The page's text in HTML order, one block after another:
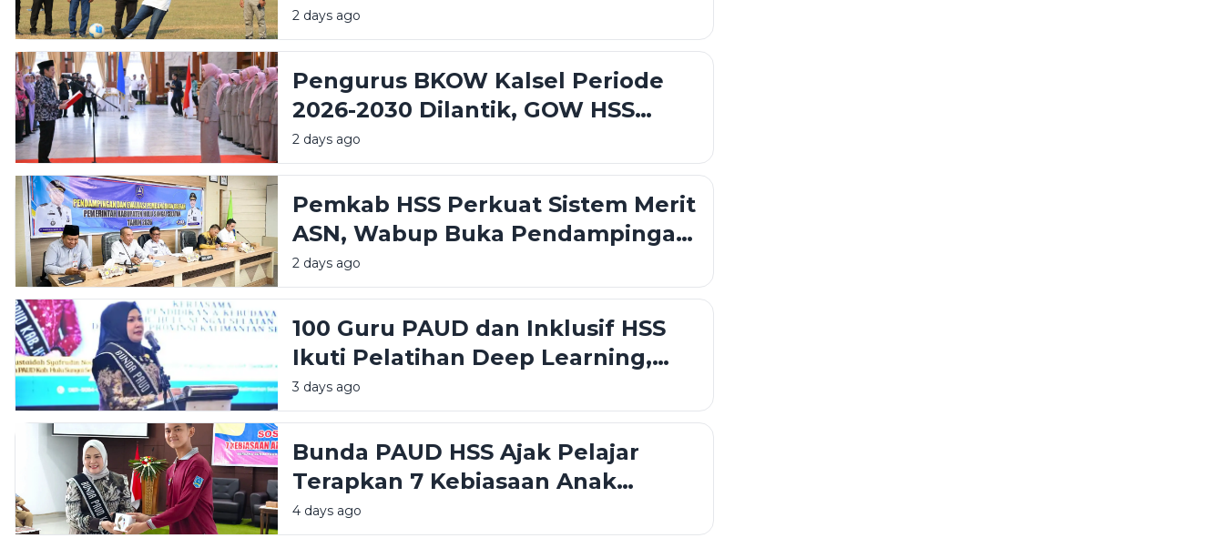
Wabup Dorong Sportivitas dan
Potensi Desa
2 days ago
Pengurus BKOW Kalsel Periode
2026-2030 Dilantik, GOW HSS
Dorong Sinergi Pemberdayaan
Perempuan
2 days ago
Pemkab HSS Perkuat Sistem Merit
ASN, Wabup Buka Pendampingan
Manajemen Talenta untuk
Tingkatkan Profesionalisme
2 days ago
100 Guru PAUD dan Inklusif HSS
Ikuti Pelatihan Deep Learning,
Bunda PAUD Tekankan
Pendidikan Tanpa Diskriminasi
3 days ago
Bunda PAUD HSS Ajak Pelajar
Terapkan 7 Kebiasaan Anak
Hebat, Bangun Karakter Sejak Dini
4 days ago